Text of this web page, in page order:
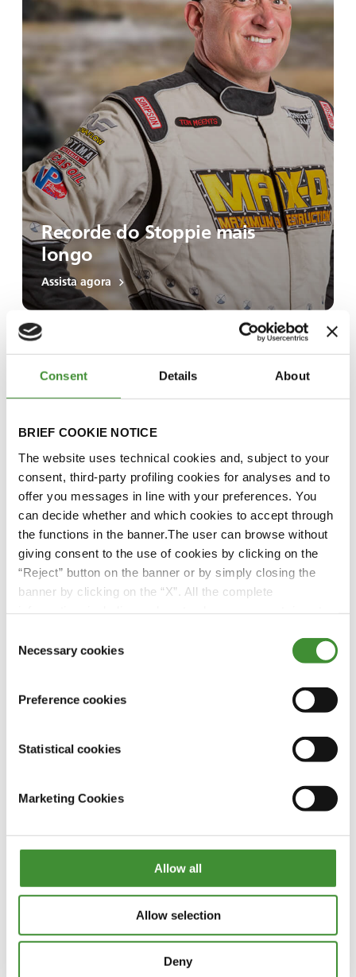
Consent Details About
BRIEF COOKIE NOTICE
The website uses technical cookies and, subject to your
consent, third-party profiling cookies for analyses and to
offer you messages in line with your preferences. You
can decide whether and which cookies to accept through
the functions in the banner.The user can browse without
giving consent to the use of cookies by clicking on the
“Reject” button on the banner or by simply closing the
banner by clicking on the “X”. All the complete
Selection
Necessary cookies
Preference cookies
Statistical cookies
Marketing Cookies
Allow all
Allow selection
Deny
Recorde do Stoppie mais
longo
Assista agora
consecutivos